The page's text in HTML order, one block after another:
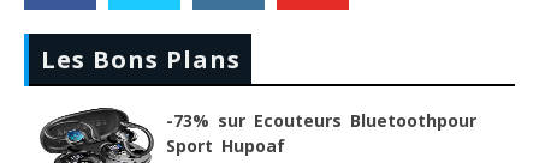
Les Bons Plans
-73% sur Ecouteurs Bluetoothpour
Sport Hupoaf